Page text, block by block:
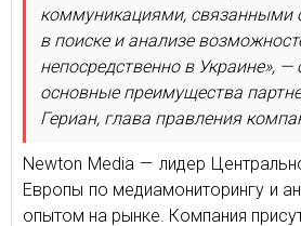
коммуникациями, связанными
в поиске и анализе
непосредственно в Украине», —
основные преимущества
Гериан, глава правления
Newton Media — лидер
Европы по медиамониторингу и
опытом на рынке. Компания